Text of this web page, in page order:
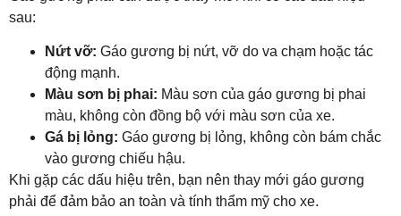
sau:
Nứt vỡ: Gáo gương bị nứt, vỡ do va chạm hoặc tác
động mạnh.
Màu sơn bị phai: Màu sơn của gáo gương bị phai
màu, không còn đồng bộ với màu sơn của xe.
Gá bị lỏng: Gáo gương bị lỏng, không còn bám chắc
vào gương chiếu hậu.
Khi gặp các dấu hiệu trên, bạn nên thay mới gáo gương
phải để đảm bảo an toàn và tính thẩm mỹ cho xe.